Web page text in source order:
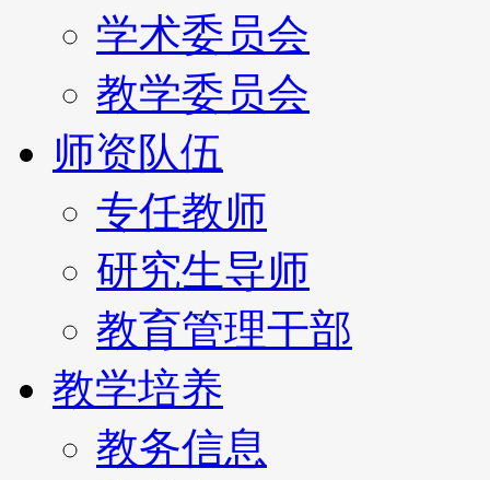
学术委员会
教学委员会
师资队伍
专任教师
研究生导师
教育管理干部
教学培养
教务信息